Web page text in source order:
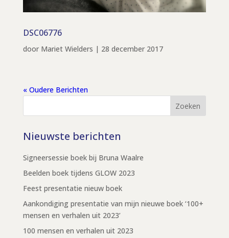
DSC06776
door Mariet Wielders | 28 december 2017
« Oudere Berichten
Zoeken
Nieuwste berichten
Signeersessie boek bij Bruna Waalre
Beelden boek tijdens GLOW 2023
Feest presentatie nieuw boek
Aankondiging presentatie van mijn nieuwe boek ‘100+
mensen en verhalen uit 2023’
100 mensen en verhalen uit 2023